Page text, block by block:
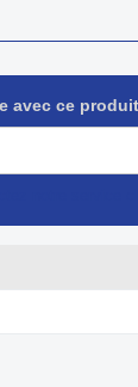
avec ce